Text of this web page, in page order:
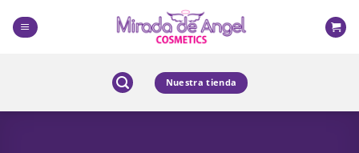
content
Nuestra tienda